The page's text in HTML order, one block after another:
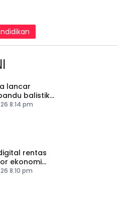
lancar
balistik
arah Laut
8:14 pm
rentas
ekonomi
8:10 pm